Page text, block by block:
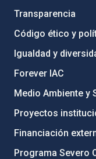
Transparencia
Código ético y
Igualdad y
Forever IAC
Medio Ambiente y
Proyectos
Financiación
Programa Severo